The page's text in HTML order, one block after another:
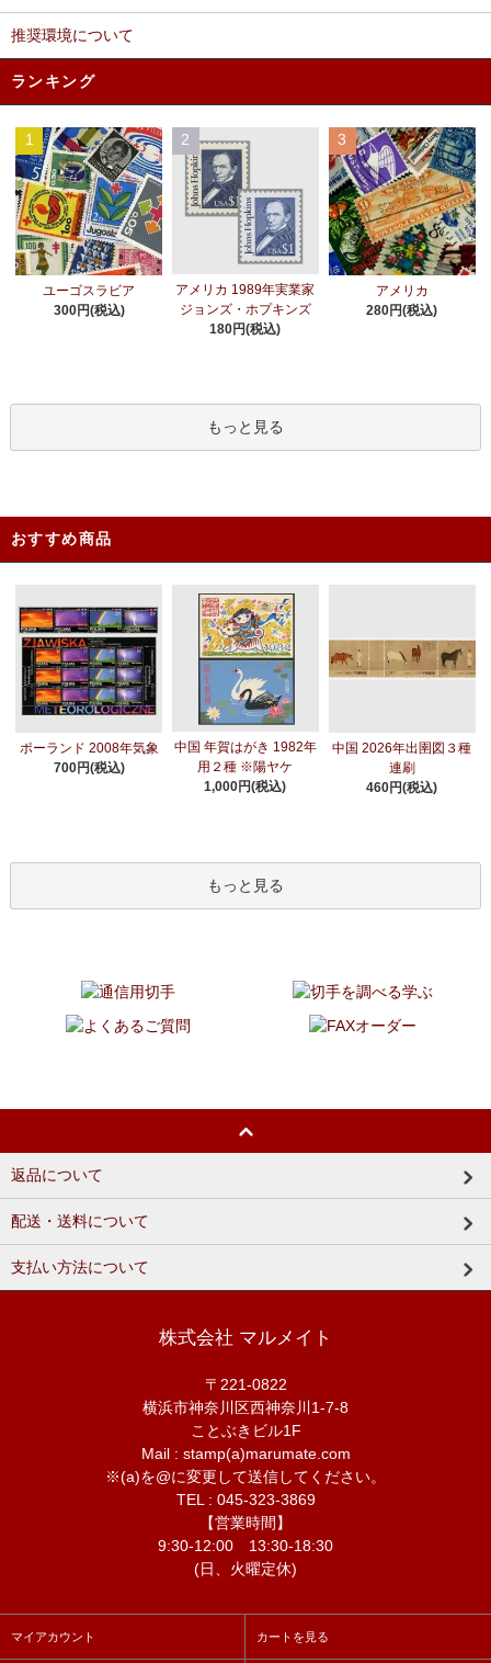
推奨環境について
ランキング
1
ユーゴスラビア
300円(税込)
2
アメリカ 1989年実業家
ジョンズ・ホプキンズ
180円(税込)
3
アメリカ
280円(税込)
もっと見る
おすすめ商品
ポーランド 2008年気象
700円(税込)
中国 年賀はがき 1982年
用２種 ※陽ヤケ
1,000円(税込)
中国 2026年出圉図３種
連刷
460円(税込)
もっと見る
返品について
配送・送料について
支払い方法について
株式会社 マルメイト
〒221-0822
横浜市神奈川区西神奈川1-7-8
ことぶきビル1F
Mail : stamp(a)marumate.com
※(a)を@に変更して送信してください。
TEL : 045-323-3869
【営業時間】
9:30-12:00 13:30-18:30
(日、火曜定休)
マイアカウント カートを見る